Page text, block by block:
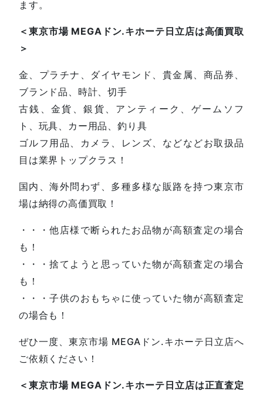
ます。
＜東京市場 MEGAドン.キホーテ日立店は高価買取
＞
金、プラチナ、ダイヤモンド、貴金属、商品券、
ブランド品、時計、切手
古銭、金貨、銀貨、アンティーク、ゲームソフ
ト、玩具、カー用品、釣り具
ゴルフ用品、カメラ、レンズ、などなどお取扱品
目は業界トップクラス！
国内、海外問わず、多種多様な販路を持つ東京市
場は納得の高価買取！
・・・他店様で断られたお品物が高額査定の場合
も！
・・・捨てようと思っていた物が高額査定の場合
も！
・・・子供のおもちゃに使っていた物が高額査定
の場合も！
ぜひ一度、東京市場 MEGAドン.キホーテ日立店へ
ご依頼ください！
＜東京市場 MEGAドン.キホーテ日立店は正直査定